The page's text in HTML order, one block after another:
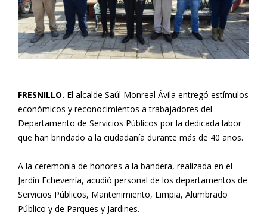
FRESNILLO. El alcalde Saúl Monreal Ávila entregó estímulos
económicos y reconocimientos a trabajadores del
Departamento de Servicios Públicos por la dedicada labor
que han brindado a la ciudadanía durante más de 40 años.
A la ceremonia de honores a la bandera, realizada en el
Jardín Echeverría, acudió personal de los departamentos de
Servicios Públicos, Mantenimiento, Limpia, Alumbrado
Público y de Parques y Jardines.